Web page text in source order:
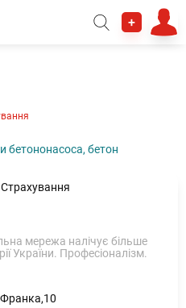
+
мережа налічує більше
України. Професіоналізм.